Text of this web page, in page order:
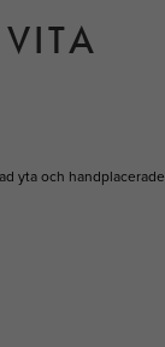
yta och handplacerade